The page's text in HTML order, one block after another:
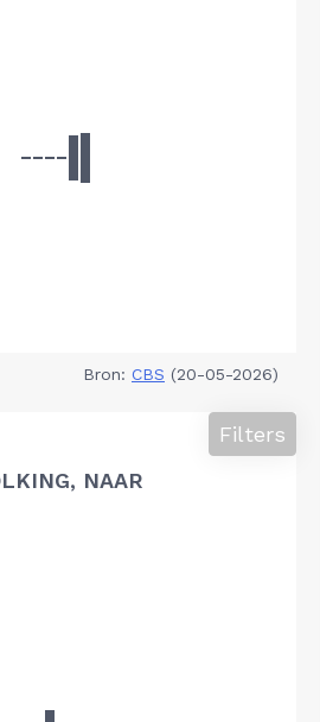
Bron: CBS (20-05-2026)
NAAR
Filters